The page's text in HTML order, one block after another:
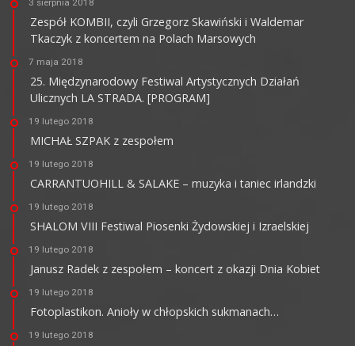
3 sierpnia 2018
Zespół KOMBII, czyli Grzegorz Skawiński i Waldemar
Tkaczyk z koncertem na Polach Marsowych
7 maja 2018
25. Międzynarodowy Festiwal Artystycznych Działań
Ulicznych LA STRADA. [PROGRAM]
19 lutego 2018
MICHAŁ SZPAK z zespołem
19 lutego 2018
CARRANTUOHILL & SALAKE – muzyka i taniec irlandzki
19 lutego 2018
SHALOM VIII Festiwal Piosenki Żydowskiej i Izraelskiej
19 lutego 2018
Janusz Radek z zespołem – koncert z okazji Dnia Kobiet
19 lutego 2018
Fotoplastikon. Anioły w chłopskich sukmanach…
19 lutego 2018